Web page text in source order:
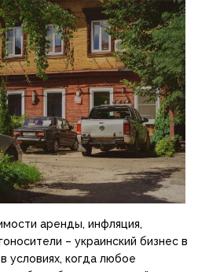
аренды, инфляция,
– украинский бизнес в
условиях, когда любое